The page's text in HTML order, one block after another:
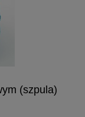
(szpula)